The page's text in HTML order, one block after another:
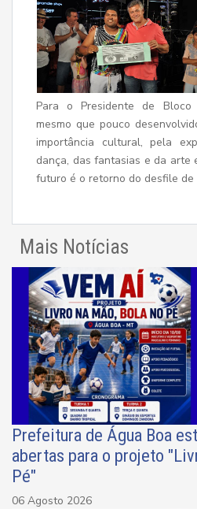
Para o Presidente de
mesmo que pouco
importância cultural, pela
dança, das fantasias e da arte
futuro é o retorno do desfile de
Mais Notícias
Prefeitura de Água Boa
abertas para o projeto
Pé"
06 Agosto 2026